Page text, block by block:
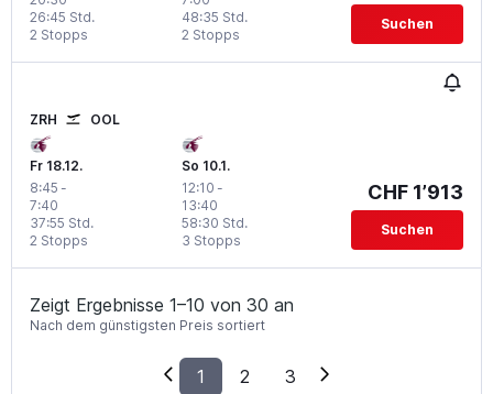
2 Stopps
26:45 Std.
2 Stopps
48:35 Std. Suchen
ZRH OOL
Fr 18.12.
8:45 -
7:40
2 Stopps
37:55 Std.
So 10.1.
12:10 -
13:40
3 Stopps
58:30 Std.
CHF 1’913
Suchen
Zeigt Ergebnisse 1–10 von 30 an
Nach dem günstigsten Preis sortiert
1 2 3